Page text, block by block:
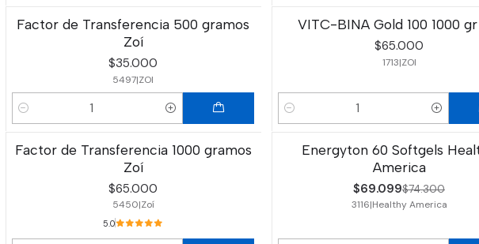
Factor de Transferencia 500 gramos
Zoí
$35.000
5497|ZOI
Cantidad
VITC-BINA Gold 100 1000
$65.000
1713|ZOI
Cantidad
Factor de Transferencia 1000 gramos
Zoí
$65.000
5450|Zoí
5.0
OFF
Energyton 60 Softgels
America
$69.099$74.300
3116|Healthy America